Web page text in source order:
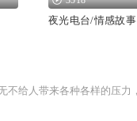
夜光电台/情感故事